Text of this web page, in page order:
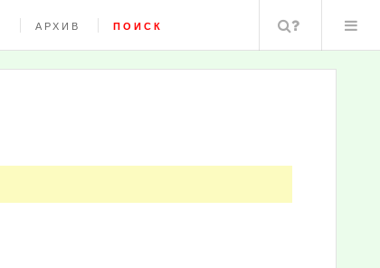
АРХИВ ПОИСК Поиск